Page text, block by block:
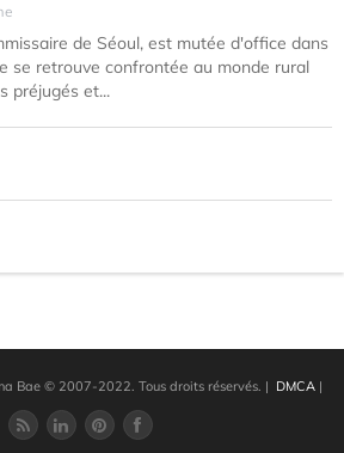
de Séoul, est mutée d'office dans
se retrouve confrontée au monde rural
préjugés et...
Bae © 2007-2022. Tous droits réservés. | DMCA |